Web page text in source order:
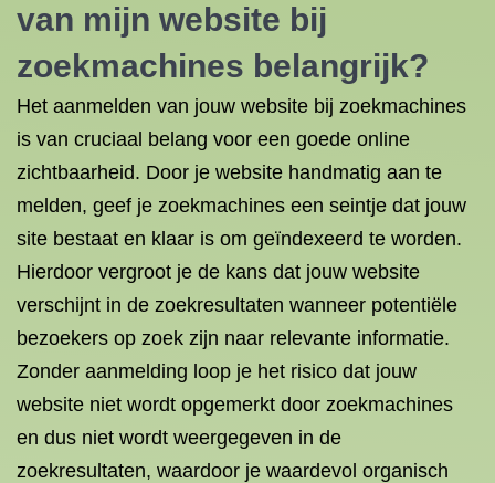
van mijn website bij
zoekmachines belangrijk?
Het aanmelden van jouw website bij zoekmachines
is van cruciaal belang voor een goede online
zichtbaarheid. Door je website handmatig aan te
melden, geef je zoekmachines een seintje dat jouw
site bestaat en klaar is om geïndexeerd te worden.
Hierdoor vergroot je de kans dat jouw website
verschijnt in de zoekresultaten wanneer potentiële
bezoekers op zoek zijn naar relevante informatie.
Zonder aanmelding loop je het risico dat jouw
website niet wordt opgemerkt door zoekmachines
en dus niet wordt weergegeven in de
zoekresultaten, waardoor je waardevol organisch